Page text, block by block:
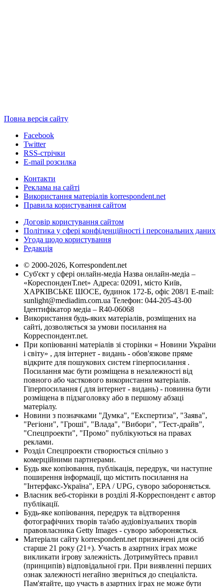
Повна версія сайту
Facebook
Twitter
RSS-стрічки
E-mail розсилка
Контакти
Реклама на сайті
Використання матеріалів korrespondent.net
Правила користування сайтом
Договір користування сайтом
Політика у сфері конфіденційності і персональних даних
Угода щодо користування
Редакція
© 2000-2026, Korrespondent.net
Суб'єкт у сфері онлайн-медіа Назва онлайн-медіа –
«КореспонденТ.net» Адреса: 02091, місто Київ,
ХАРКІВСЬКЕ ШОСЕ, будинок 172-Б, офіс 208/1 E-mail:
sunlight@mediadim.com.ua Телефон: 044-205-43-00
Ідентифікатор медіа – R40-06068
Використання будь-яких матеріалів, розміщених на
сайті, дозволяється за умови посилання на
Корреспондент.net.
При копіюванні матеріалів зі сторінки « Новини України
і світу» , для інтернет - видань - обов'язкове пряме
відкрите для пошукових систем гіперпосилання .
Посилання має бути розміщена в незалежності від
повного або часткового використання матеріалів.
Гіперпосилання ( для інтернет - видань) - повинна бути
розміщена в підзаголовку або в першому абзаці
матеріалу.
Новини з позначками "Думка", "Експертиза", "Заява",
"Регіони", "Гроші", "Влада", "Вибори", "Тест-драйв",
"Спецпроекти", "Промо" публікуються на правах
реклами.
Розділ Спецпроекти створюється спільно з
комерційними партнерами.
Будь яке копіювання, публікація, передрук, чи наступне
поширення інформації, що містить посилання на
"Інтерфакс-Україна", EPA / UPG, суворо забороняється.
Власник веб-сторінки в розділі Я-Корреспондент є автор
публікації.
Будь-яке копіювання, передрук та відтворення
фотографічних творів та/або аудіовізуальних творів
правовласника Getty Images - суворо забороняється.
Матеріали сайту korrespondent.net призначені для осіб
старше 21 року (21+). Участь в азартних іграх може
викликати ігрову залежність. Дотримуйтесь правил
(принципів) відповідальної гри. При виявленні перших
ознак залежності негайно зверніться до спеціаліста.
Пам'ятайте, що участь в азартних іграх не може бути